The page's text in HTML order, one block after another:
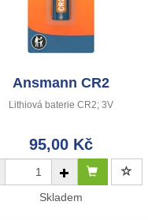
Ansmann CR2
Lithiová baterie CR2; 3V
95,00 Kč
Skladem